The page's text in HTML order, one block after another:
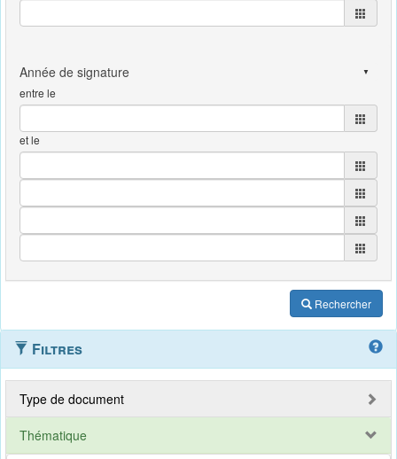
entre le
et le
Rechercher
Filtres
Type de document
Thématique